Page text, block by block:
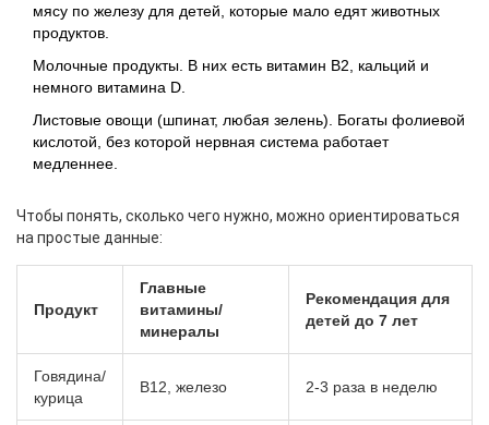
мясу по железу для детей, которые мало едят животных
продуктов.
Молочные продукты. В них есть витамин B2, кальций и
немного витамина D.
Листовые овощи (шпинат, любая зелень). Богаты фолиевой
кислотой, без которой нервная система работает
медленнее.
Чтобы понять, сколько чего нужно, можно ориентироваться
на простые данные:
Продукт
Главные
витамины/
минералы
Рекомендация для
детей до 7 лет
Говядина/
курица
B12, железо 2-3 раза в неделю